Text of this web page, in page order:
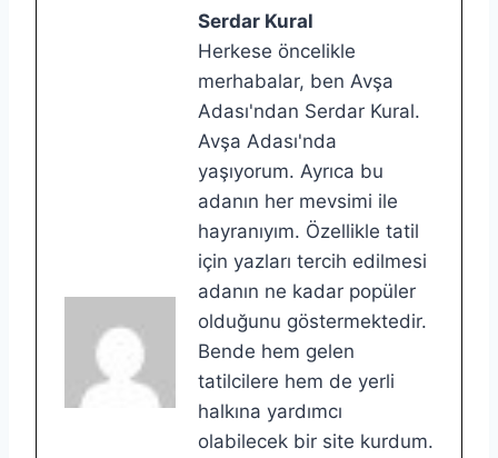
Serdar Kural
Herkese öncelikle
merhabalar, ben Avşa
Adası'ndan Serdar Kural.
Avşa Adası'nda
yaşıyorum. Ayrıca bu
adanın her mevsimi ile
hayranıyım. Özellikle tatil
için yazları tercih edilmesi
adanın ne kadar popüler
olduğunu göstermektedir.
Bende hem gelen
tatilcilere hem de yerli
halkına yardımcı
olabilecek bir site kurdum.